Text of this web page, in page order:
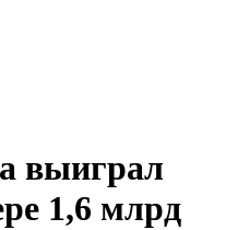
выиграл
1,6 млрд